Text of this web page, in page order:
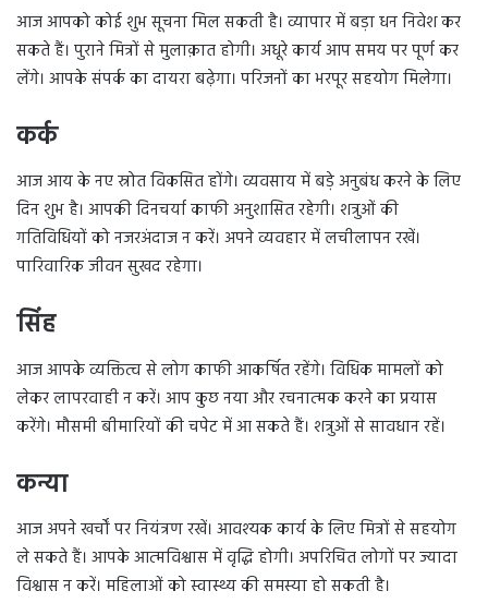
आज आपको कोई शुभ सूचना मिल सकती है। व्यापार में बड़ा धन निवेश कर
सकते हैं। पुराने मित्रों से मुलाक़ात होगी। अधूरे कार्य आप समय पर पूर्ण कर
लेंगे। आपके संपर्क का दायरा बढ़ेगा। परिजनों का भरपूर सहयोग मिलेगा।
कर्क
आज आय के नए स्रोत विकसित होंगे। व्यवसाय में बड़े अनुबंध करने के लिए
दिन शुभ है। आपकी दिनचर्या काफी अनुशासित रहेगी। शत्रुओं की
गतिविधियों को नजरअंदाज न करें। अपने व्यवहार में लचीलापन रखें।
पारिवारिक जीवन सुखद रहेगा।
सिंह
आज आपके व्यक्तित्व से लोग काफी आकर्षित रहेंगे। विधिक मामलों को
लेकर लापरवाही न करें। आप कुछ नया और रचनात्मक करने का प्रयास
करेंगे। मौसमी बीमारियों की चपेट में आ सकते हैं। शत्रुओं से सावधान रहें।
कन्या
आज अपने खर्चों पर नियंत्रण रखें। आवश्यक कार्य के लिए मित्रों से सहयोग
ले सकते हैं। आपके आत्मविश्वास में वृद्धि होगी। अपरिचित लोगों पर ज्यादा
विश्वास न करें। महिलाओं को स्वास्थ्य की समस्या हो सकती है।